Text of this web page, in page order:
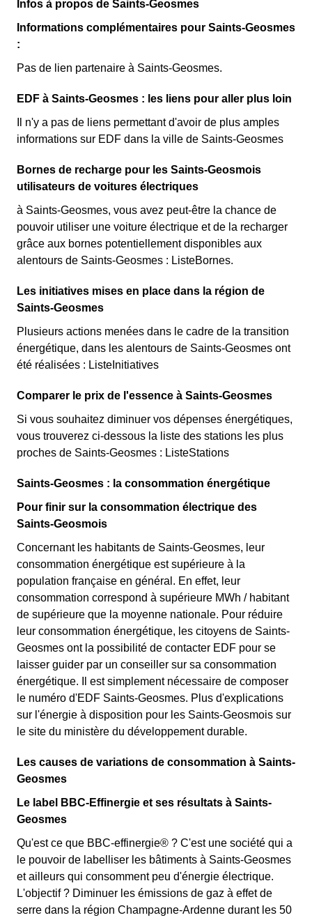
Infos à propos de Saints-Geosmes
Informations complémentaires pour Saints-Geosmes
:
Pas de lien partenaire à Saints-Geosmes.
EDF à Saints-Geosmes : les liens pour aller plus loin
Il n'y a pas de liens permettant d'avoir de plus amples
informations sur EDF dans la ville de Saints-Geosmes
Bornes de recharge pour les Saints-Geosmois
utilisateurs de voitures électriques
à Saints-Geosmes, vous avez peut-être la chance de
pouvoir utiliser une voiture électrique et de la recharger
grâce aux bornes potentiellement disponibles aux
alentours de Saints-Geosmes : ListeBornes.
Les initiatives mises en place dans la région de
Saints-Geosmes
Plusieurs actions menées dans le cadre de la transition
énergétique, dans les alentours de Saints-Geosmes ont
été réalisées : ListeInitiatives
Comparer le prix de l'essence à Saints-Geosmes
Si vous souhaitez diminuer vos dépenses énergétiques,
vous trouverez ci-dessous la liste des stations les plus
proches de Saints-Geosmes : ListeStations
Saints-Geosmes : la consommation énergétique
Pour finir sur la consommation électrique des
Saints-Geosmois
Concernant les habitants de Saints-Geosmes, leur
consommation énergétique est supérieure à la
population française en général. En effet, leur
consommation correspond à supérieure MWh / habitant
de supérieure que la moyenne nationale. Pour réduire
leur consommation énergétique, les citoyens de Saints-
Geosmes ont la possibilité de contacter EDF pour se
laisser guider par un conseiller sur sa consommation
énergétique. Il est simplement nécessaire de composer
le numéro d'EDF Saints-Geosmes. Plus d'explications
sur l'énergie à disposition pour les Saints-Geosmois sur
le site du ministère du développement durable.
Les causes de variations de consommation à Saints-
Geosmes
Le label BBC-Effinergie et ses résultats à Saints-
Geosmes
Qu'est ce que BBC-effinergie® ? C'est une société qui a
le pouvoir de labelliser les bâtiments à Saints-Geosmes
et ailleurs qui consomment peu d'énergie électrique.
L'objectif ? Diminuer les émissions de gaz à effet de
serre dans la région Champagne-Ardenne durant les 50